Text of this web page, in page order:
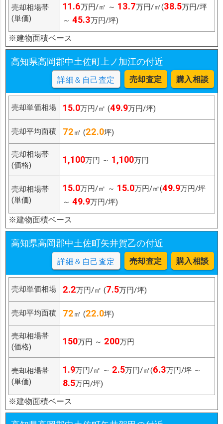
売却相場帯
(単価)
11.6万円/㎡ ～ 13.7万円/㎡(38.5万円/坪
～ 45.3万円/坪)
※建物面積ベース
高知県高岡郡中土佐町上ノ加江の付近
詳細＆自己査定 売却査定 購入相談
売却単価相場 15.0万円/㎡ (49.9万円/坪)
売却平均面積 72㎡ (22.0坪)
売却相場帯
(価格)
1,100万円 ～ 1,100万円
売却相場帯
(単価)
15.0万円/㎡ ～ 15.0万円/㎡(49.9万円/坪
～ 49.9万円/坪)
※建物面積ベース
高知県高岡郡中土佐町矢井賀乙の付近
詳細＆自己査定 売却査定 購入相談
売却単価相場 2.2万円/㎡ (7.5万円/坪)
売却平均面積 72㎡ (22.0坪)
売却相場帯
(価格)
150万円 ～ 200万円
売却相場帯
(単価)
1.9万円/㎡ ～ 2.5万円/㎡(6.3万円/坪 ～
8.5万円/坪)
※建物面積ベース